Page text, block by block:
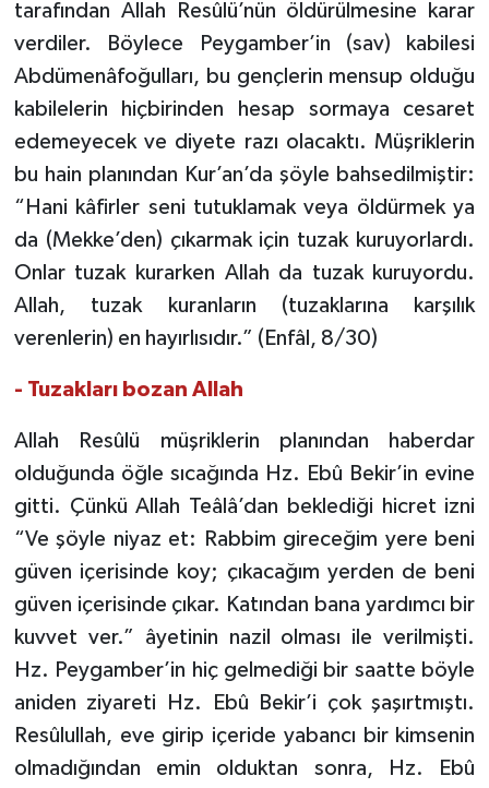
tarafından Allah Resûlü’nün öldürülmesine karar
verdiler. Böylece Peygamber’in (sav) kabilesi
Abdümenâfoğulları, bu gençlerin mensup olduğu
kabilelerin hiçbirinden hesap sormaya cesaret
edemeyecek ve diyete razı olacaktı. Müşriklerin
bu hain planından Kur’an’da şöyle bahsedilmiştir:
“Hani kâfirler seni tutuklamak veya öldürmek ya
da (Mekke’den) çıkarmak için tuzak kuruyorlardı.
Onlar tuzak kurarken Allah da tuzak kuruyordu.
Allah, tuzak kuranların (tuzaklarına karşılık
verenlerin) en hayırlısıdır.” (Enfâl, 8/30)
- Tuzakları bozan Allah
Allah Resûlü müşriklerin planından haberdar
olduğunda öğle sıcağında Hz. Ebû Bekir’in evine
gitti. Çünkü Allah Teâlâ’dan beklediği hicret izni
“Ve şöyle niyaz et: Rabbim gireceğim yere beni
güven içerisinde koy; çıkacağım yerden de beni
güven içerisinde çıkar. Katından bana yardımcı bir
kuvvet ver.” âyetinin nazil olması ile verilmişti.
Hz. Peygamber’in hiç gelmediği bir saatte böyle
aniden ziyareti Hz. Ebû Bekir’i çok şaşırtmıştı.
Resûlullah, eve girip içeride yabancı bir kimsenin
olmadığından emin olduktan sonra, Hz. Ebû
Sivas Müftülüğü
Şanlıurfa Müftülüğü
Şırnak Müftülüğü
Tekirdağ Müftülüğü
Tokat Müftülüğü
Tunceli Müftülüğü
Uşak Müftülüğü
Yalova Müftülüğü
Yozgat Müftülüğü